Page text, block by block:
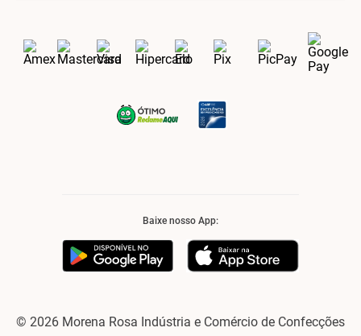
Baixe nosso App:
© 2026 Morena Rosa Indústria e Comércio de Confecções